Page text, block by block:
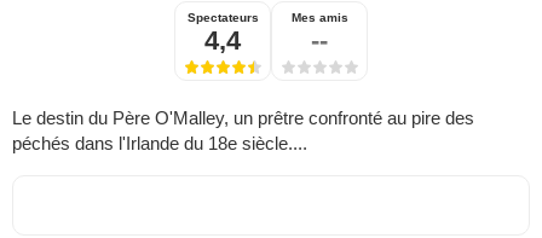
Spectateurs
4,4
Mes amis
--
Le destin du Père O'Malley, un prêtre confronté au pire des
péchés dans l'Irlande du 18e siècle....